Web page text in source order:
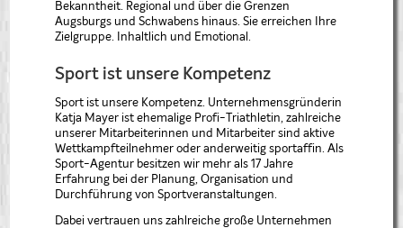
Bekanntheit. Regional und über die Grenzen
Augsburgs und Schwabens hinaus. Sie erreichen Ihre
Zielgruppe. Inhaltlich und Emotional.
Sport ist unsere Kompetenz
Sport ist unsere Kompetenz. Unternehmensgründerin
Katja Mayer ist ehemalige Profi-Triathletin, zahlreiche
unserer Mitarbeiterinnen und Mitarbeiter sind aktive
Wettkampfteilnehmer oder anderweitig sportaffin. Als
Sport-Agentur besitzen wir mehr als 17 Jahre
Erfahrung bei der Planung, Organisation und
Durchführung von Sportveranstaltungen.
Dabei vertrauen uns zahlreiche große Unternehmen